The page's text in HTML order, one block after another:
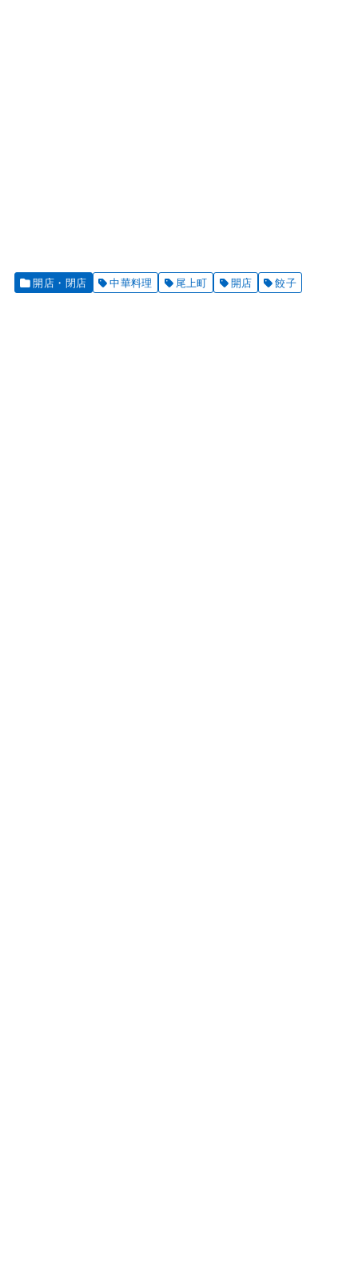
開店・閉店 中華料理 尾上町 開店 餃子